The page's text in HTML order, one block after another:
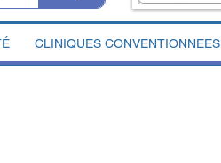
CLINIQUES CONVENTIONNEES